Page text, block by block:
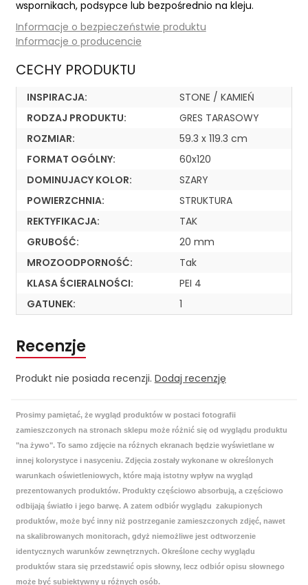
wspornikach, podsypce lub bezpośrednio na kleju.
Informacje o bezpieczeństwie produktu
Informacje o producencie
CECHY PRODUKTU
INSPIRACJA:
STONE / KAMIEŃ
RODZAJ PRODUKTU:
GRES TARASOWY
ROZMIAR:
59.3 x 119.3 cm
FORMAT OGÓLNY:
60x120
DOMINUJACY KOLOR:
SZARY
POWIERZCHNIA:
STRUKTURA
REKTYFIKACJA:
TAK
GRUBOŚĆ:
20 mm
MROZOODPORNOŚĆ:
Tak
KLASA ŚCIERALNOŚCI:
PEI 4
GATUNEK:
1
Recenzje
Produkt nie posiada recenzji. Dodaj recenzję
Prosimy pamiętać, że wygląd produktów w postaci fotografii
zamieszczonych na stronach sklepu może różnić się od wyglądu produktu
"na żywo". To samo zdjęcie na różnych ekranach będzie wyświetlane w
innej kolorystyce i nasyceniu. Zdjęcia zostały wykonane w określonych
warunkach oświetleniowych, które mają istotny wpływ na wygląd
prezentowanych produktów. Produkty częściowo absorbują, a częściowo
odbijają światło i jego barwę. A zatem odbiór wyglądu zakupionych
produktów, może być inny niż postrzeganie zamieszczonych zdjęć, nawet
na skalibrowanych monitorach, gdyż niemożliwe jest odtworzenie
identycznych warunków zewnętrznych. Określone cechy wyglądu
produktów stara się przedstawić opis słowny, lecz odbiór opisu słownego
może być subiektywny u różnych osób.